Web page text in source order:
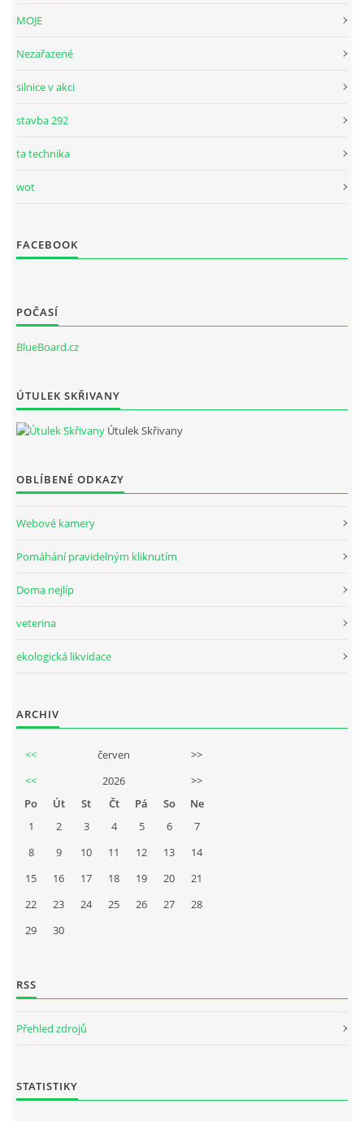
MOJE
Nezařazené
silnice v akci
stavba 292
ta technika
wot
FACEBOOK
POČASÍ
BlueBoard.cz
ÚTULEK SKŘIVANY
Útulek Skřivany
OBLÍBENÉ ODKAZY
Webové kamery
Pomáhání pravidelným kliknutím
Doma nejlíp
veterina
ekologická likvidace
ARCHIV
<< červen
>>
<<
2026
>>
Po
Út St Čt Pá So
Ne
1
2 3 4 5 6
7
8
9 10 11 12 13
14
15
16 17 18 19 20
21
22
23 24 25 26 27
28
29
30
RSS
Přehled zdrojů
STATISTIKY